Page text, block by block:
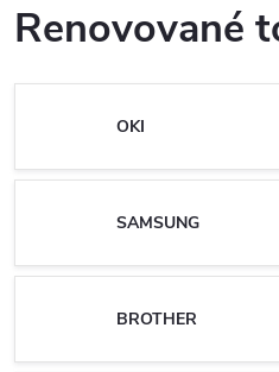
Renovované
OKI
SAMSUNG
BROTHER